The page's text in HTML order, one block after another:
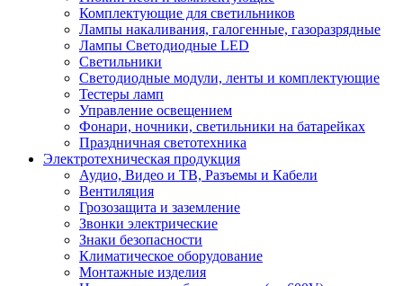
Комплектующие для светильников
Лампы накаливания, галогенные, газоразрядные
Лампы Светодиодные LED
Светильники
Светодиодные модули, ленты и комплектующие
Тестеры ламп
Управление освещением
Фонари, ночники, светильники на батарейках
Праздничная светотехника
Электротехническая продукция
Аудио, Видео и ТВ, Разъемы и Кабели
Вентиляция
Грозозащита и заземление
Звонки электрические
Знаки безопасности
Климатическое оборудование
Монтажные изделия